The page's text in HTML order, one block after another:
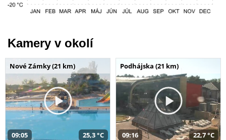
Kamery v okolí
Nové Zámky (21 km)
09:05 25,3 °C
Podhájska (21 km)
09:16 22,7 °C